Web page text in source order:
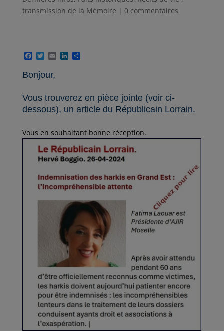
transmission de la Mémoire | 0 commentaires
F
c
e
o
o
k
T
i
t
e
r
E L
d
I
n
P
g
e
r
Bonjour,
Vous trouverez en pièce jointe (voir ci-
dessous), un article du Républicain Lorrain.
Vous en souhaitant bonne réception.